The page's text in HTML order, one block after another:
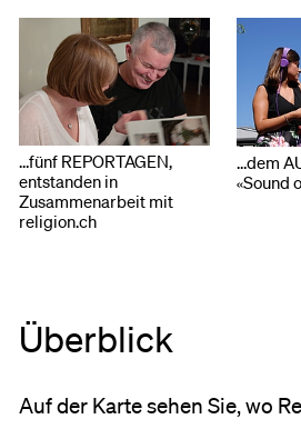
…fünf REPORTAGEN,
entstanden in
Zusammenarbeit mit
religion.ch
…dem
«Sound
Überblick
Auf der Karte sehen Sie, wo